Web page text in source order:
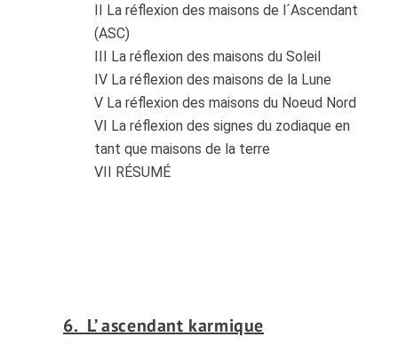
II La réflexion des maisons de l´Ascendant
(ASC)
III La réflexion des maisons du Soleil
IV La réflexion des maisons de la Lune
V La réflexion des maisons du Noeud Nord
VI La réflexion des signes du zodiaque en
tant que maisons de la terre
VII RÉSUMÉ
6. L’ ascendant karmique